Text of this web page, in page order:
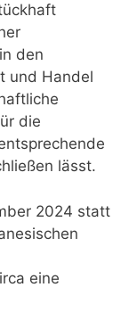
den
und Handel
die
lässt.
2024 statt
eine